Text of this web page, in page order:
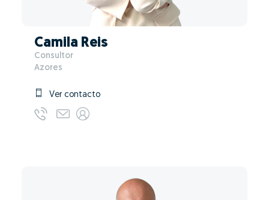
Camila Reis
Consultor
Azores
Ver contacto